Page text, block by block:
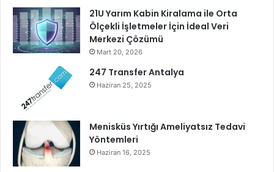
s
e
k
21U Yarım Kabin Kiralama ile Orta
Ölçekli İşletmeler İçin İdeal Veri
Merkezi Çözümü
Mart 20, 2026
247 Transfer Antalya
Haziran 25, 2025
Menisküs Yırtığı Ameliyatsız Tedavi
Yöntemleri
Haziran 16, 2025